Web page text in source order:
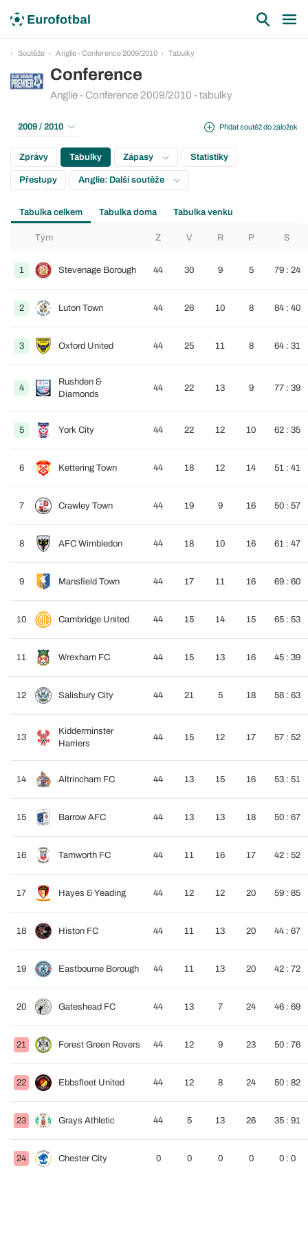
Soutěže Anglie - Conference 2009/2010 Tabulky
Conference
Anglie - Conference 2009/2010 - tabulky
Přidat soutěž do záložek
2009 / 2010
Zprávy Tabulky Zápasy Statistiky
Přestupy Anglie: Další soutěže
Tabulka celkem Tabulka doma Tabulka venku
Tým Z V R P S
1 Stevenage Borough 44 30 9 5 79 : 24
2 Luton Town 44 26 10 8 84 : 40
3 Oxford United 44 25 11 8 64 : 31
4
Rushden &
Diamonds
44 22 13 9 77 : 39
5 York City 44 22 12 10 62 : 35
6 Kettering Town 44 18 12 14 51 : 41
7 Crawley Town 44 19 9 16 50 : 57
8 AFC Wimbledon 44 18 10 16 61 : 47
9 Mansfield Town 44 17 11 16 69 : 60
10 Cambridge United 44 15 14 15 65 : 53
11 Wrexham FC 44 15 13 16 45 : 39
12 Salisbury City 44 21 5 18 58 : 63
13
Kidderminster
Harriers
44 15 12 17 57 : 52
14 Altrincham FC 44 13 15 16 53 : 51
15 Barrow AFC 44 13 13 18 50 : 67
16 Tamworth FC 44 11 16 17 42 : 52
17 Hayes & Yeading 44 12 12 20 59 : 85
18 Histon FC 44 11 13 20 44 : 67
19 Eastbourne Borough 44 11 13 20 42 : 72
20 Gateshead FC 44 13 7 24 46 : 69
21 Forest Green Rovers 44 12 9 23 50 : 76
22 Ebbsfleet United 44 12 8 24 50 : 82
23 Grays Athletic 44 5 13 26 35 : 91
24 Chester City 0 0 0 0 0 : 0